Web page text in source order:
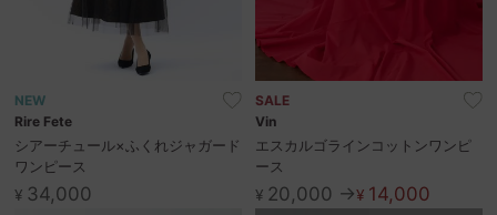
NEW
Rire Fete
シアーチュール×ふくれジャガード
ワンピース
¥34,000
SALE
Vin
エスカルゴラインコットンワンピ
ース
¥20,000 →¥14,000